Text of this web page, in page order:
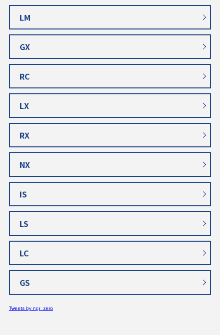
LM
GX
RC
LX
RX
NX
IS
LS
LC
GS
Tweets by ngr_zero